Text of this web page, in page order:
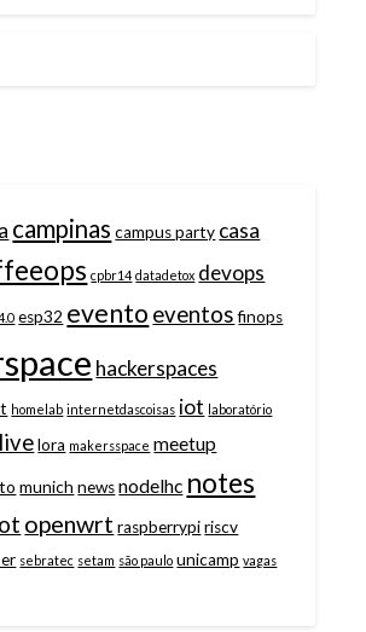
campinas campus party casa
cpbr14 datadetox devops
esp32 evento eventos finops
hackerspaces
homelab internetdascoisas iot laboratório
live lora makersspace meetup
munich news nodelhc notes
openwrt raspberrypi riscv
sebratec setam são paulo unicamp vagas